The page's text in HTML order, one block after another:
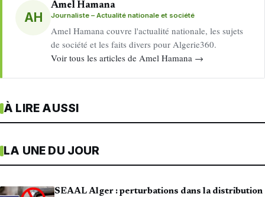
AH
Amel Hamana
Journaliste – Actualité nationale et société
Amel Hamana couvre l'actualité nationale, les sujets
de société et les faits divers pour Algerie360.
Voir tous les articles de Amel Hamana →
À LIRE AUSSI
LA UNE DU JOUR
SEAAL Alger : perturbations dans la distribution